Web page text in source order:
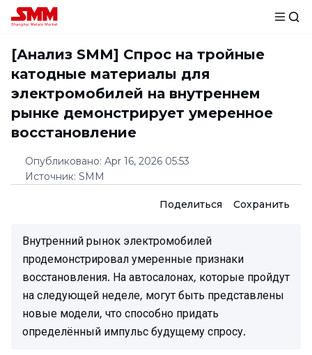
[Анализ SMM] Спрос на тройные
катодные материалы для
электромобилей на внутреннем
рынке демонстрирует умеренное
восстановление
Опубликовано: Apr 16, 2026 05:53
Источник: SMM
Поделиться Сохранить
Внутренний рынок электромобилей
продемонстрировал умеренные признаки
восстановления. На автосалонах, которые пройдут
на следующей неделе, могут быть представлены
новые модели, что способно придать
определённый импульс будущему спросу.